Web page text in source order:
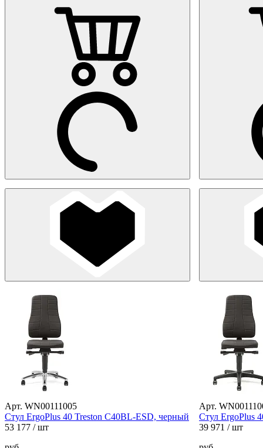
Арт. WN00111005
Стул ErgoPlus 40 Treston C40BL-ESD, черный
53 177 / шт
Арт.
Стул ErgoPlus
39 971 / шт